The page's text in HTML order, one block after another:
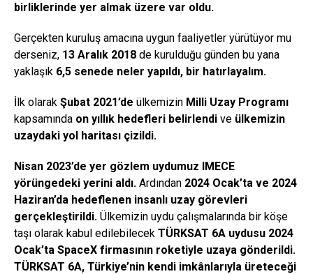
birliklerinde yer almak üzere var oldu.
Gerçekten kuruluş amacına uygun faaliyetler yürütüyor mu
derseniz, 13 Aralık 2018 de kurulduğu günden bu yana
yaklaşık 6,5 senede neler yapıldı, bir hatırlayalım.
İlk olarak Şubat 2021’de ülkemizin Milli Uzay Programı
kapsamında on yıllık hedefleri belirlendi ve ülkemizin
uzaydaki yol haritası çizildi.
Nisan 2023’de yer gözlem uydumuz IMECE
yörüngedeki yerini aldı. Ardından 2024 Ocak’ta ve 2024
Haziran’da hedeflenen insanlı uzay görevleri
gerçekleştirildi. Ülkemizin uydu çalışmalarında bir köşe
taşı olarak kabul edilebilecek TÜRKSAT 6A uydusu 2024
Ocak’ta SpaceX firmasının roketiyle uzaya gönderildi.
TÜRKSAT 6A, Türkiye’nin kendi imkânlarıyla üreteceği